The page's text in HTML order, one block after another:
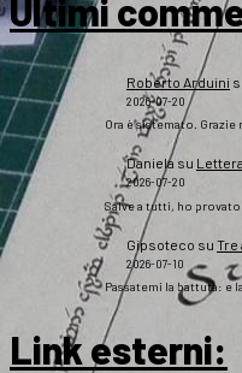
Ultimi
Roberto Arduini
2026-07-20
Ora è sistemato. Grazie
Daniela su
2026-07-20
Salve a tutti, ho
Gipsoteco su Tre
2026-07-10
Passatemi la battuta: e
Link esterni: